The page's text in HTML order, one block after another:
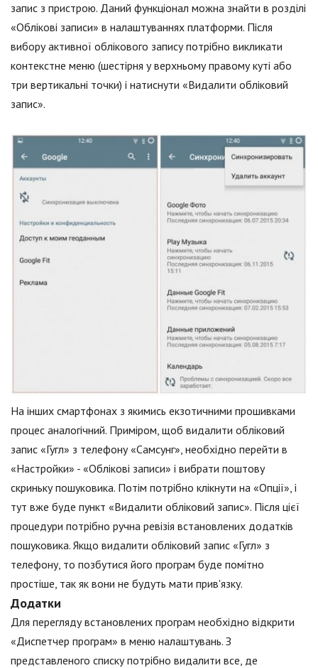
запис з пристрою. Даний функціонал можна знайти в розділі
«Облікові записи» в налаштуваннях платформи. Після
вибору активної облікового запису потрібно викликати
контекстне меню (шестірня у верхньому правому куті або
три вертикальні точки) і натиснути «Видалити обліковий
запис».
На інших смартфонах з якимись екзотичними прошивками
процес аналогічний. Приміром, щоб видалити обліковий
запис «Гугл» з телефону «Самсунг», необхідно перейти в
«Настройки» - «Облікові записи» і вибрати поштову
скриньку пошуковика. Потім потрібно клікнути на «Опції», і
тут вже буде пункт «Видалити обліковий запис». Після цієї
процедури потрібно ручна ревізія встановлених додатків
пошуковика. Якщо видалити обліковий запис «Гугл» з
телефону, то позбутися його програм буде помітно
простіше, так як вони не будуть мати прив'язку.
Додатки
Для перегляду встановлених програм необхідно відкрити
«Диспетчер програм» в меню налаштувань. З
представленого списку потрібно видалити все, де